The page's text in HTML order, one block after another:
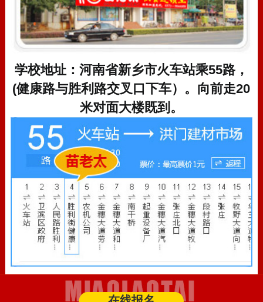
学校地址：河南省新乡市火车站乘55路，
(健康路与胜利路交叉口下车）。向前走20
米对面大楼既到。